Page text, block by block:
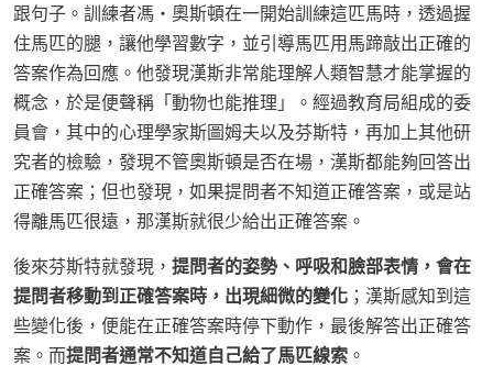
跟句子。訓練者馮・奧斯頓在一開始訓練這匹馬時，透過握
住馬匹的腿，讓他學習數字，並引導馬匹用馬蹄敲出正確的
答案作為回應。他發現漢斯非常能理解人類智慧才能掌握的
概念，於是便聲稱「動物也能推理」。經過教育局組成的委
員會，其中的心理學家斯圖姆夫以及芬斯特，再加上其他研
究者的檢驗，發現不管奧斯頓是否在場，漢斯都能夠回答出
正確答案；但也發現，如果提問者不知道正確答案，或是站
得離馬匹很遠，那漢斯就很少給出正確答案。
後來芬斯特就發現， 提問者的姿勢、呼吸和臉部表情，會在
提問者移動到正確答案時，出現細微的變化 ；漢斯感知到這
些變化後，便能在正確答案時停下動作，最後解答出正確答
案。而提問者通常不知道自己給了馬匹線索 。